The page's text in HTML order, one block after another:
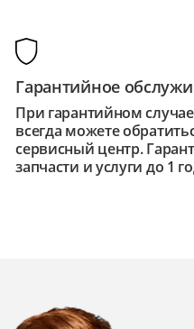
Гарантийное
При гарантийном
всегда можете
сервисный центр.
запчасти и услуги до 1